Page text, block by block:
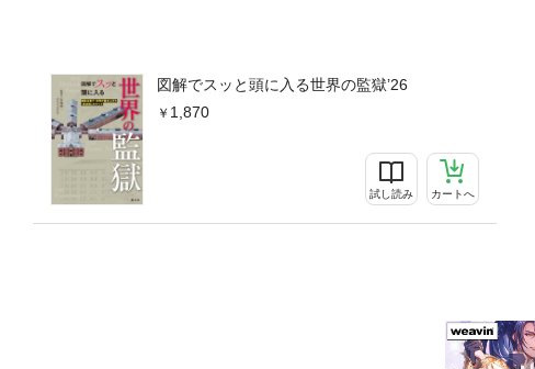
図解でスッと頭に入る世界の監獄’26
1,870
試し読み カートへ